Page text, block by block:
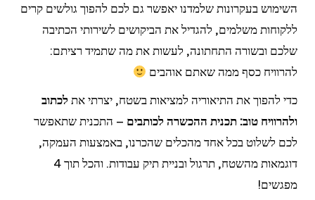
השימוש בעקרונות שלמדנו יאפשר גם לכם להפוך גולשים קרים
ללקוחות משלמים, להגדיל את הביקושים לשירותי הכתיבה
שלכם ובשורה התחתונה, לעשות את מה שתמיד רציתם:
להרוויח כסף ממה שאתם אוהבים
כדי להפוך את התיאוריה למציאות בשטח, יצרתי את לכתוב
ולהרוויח טוב: תכנית ההכשרה לכותבים – התכנית שתאפשר
לכם לשלוט בכל אחד מהכלים שהכרנו, באמצעות העמקה,
דוגמאות מהשטח, תרגול ובניית תיק עבודות. והכל תוך 4
מפגשים!